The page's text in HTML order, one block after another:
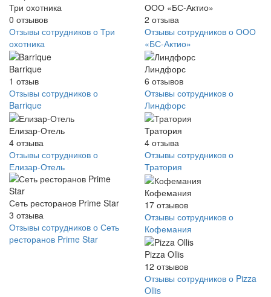
Три охотника
0 отзывов
Отзывы сотрудников о Три
охотника
ООО «БС-Актио»
2 отзыва
Отзывы сотрудников о ООО
«БС-Актио»
Barrique
1 отзыв
Отзывы сотрудников о
Barrique
Линдфорс
6 отзывов
Отзывы сотрудников о
Линдфорс
Елизар-Отель
4 отзыва
Отзывы сотрудников о
Елизар-Отель
Тратория
4 отзыва
Отзывы сотрудников о
Тратория
Сеть ресторанов Prime Star
3 отзыва
Отзывы сотрудников о Сеть
ресторанов Prime Star
Кофемания
17 отзывов
Отзывы сотрудников о
Кофемания
Pizza Ollis
12 отзывов
Отзывы сотрудников о Pizza
Ollis